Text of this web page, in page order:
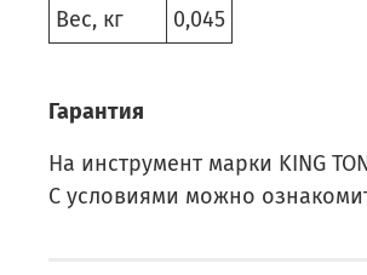
Вес, кг
0,045
Гарантия
На инструмент марки KING
С условиями можно